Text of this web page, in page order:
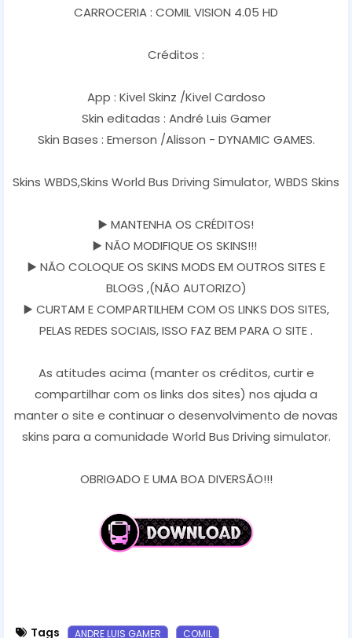
CARROCERIA : COMIL VISION 4.05 HD
Créditos :
App : Kivel Skinz /Kivel Cardoso
Skin editadas : André Luis Gamer
Skin Bases : Emerson /Alisson - DYNAMIC GAMES.
Skins WBDS,Skins World Bus Driving Simulator, WBDS Skins
▶️ MANTENHA OS CRÉDITOS!
▶️ NÃO MODIFIQUE OS SKINS!!!
▶️ NÃO COLOQUE OS SKINS MODS EM OUTROS SITES E
BLOGS ,(NÃO AUTORIZO)
▶️ CURTAM E COMPARTILHEM COM OS LINKS DOS SITES,
PELAS REDES SOCIAIS, ISSO FAZ BEM PARA O SITE .
As atitudes acima (manter os créditos, curtir e
compartilhar com os links dos sites) nos ajuda a
manter o site e continuar o desenvolvimento de novas
skins para a comunidade World Bus Driving simulator.
OBRIGADO E UMA BOA DIVERSÃO!!!
Tags ANDRE LUIS GAMER
COMIL